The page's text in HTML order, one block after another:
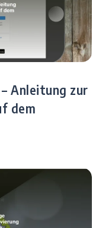
Anleitung zur
dem